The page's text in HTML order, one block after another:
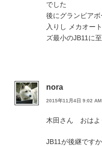
でした
後にグランビア
入りし メカオー
ズ最小のJB11に
nora
2015年11月4日 9:02 AM
木田さん おはよ
JB11が後継ですか